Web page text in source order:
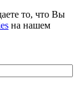
то, что Вы
на нашем